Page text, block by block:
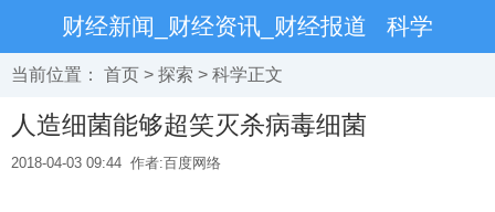
财经新闻_财经资讯_财经报道 科学
当前位置： 首页 > 探索 > 科学正文
人造细菌能够超笑灭杀病毒细菌
2018-04-03 09:44 作者:百度网络